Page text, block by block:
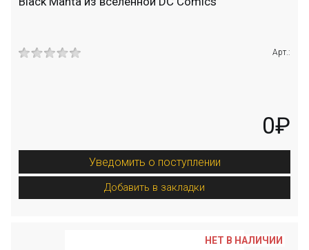
Арт.:
0₽
Уведомить о поступлении
Добавить в закладки
НЕТ В НАЛИЧИИ